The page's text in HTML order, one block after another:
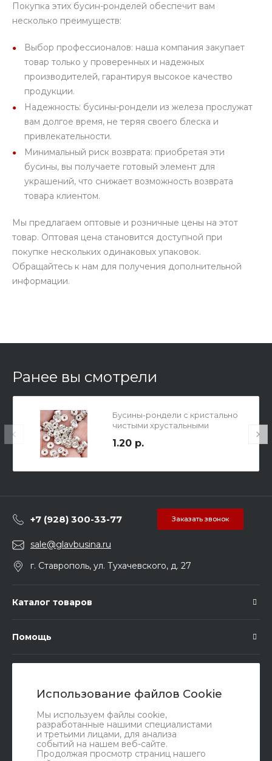
Использование файлов Cookie
Мы используем файлы cookie,
разработанные нашими специалистами
и третьими лицами, для анализа
событий на нашем веб-сайте.
Продолжая просмотр страниц нашего
Покупка этих бусин-ронделей обеспечит вам
несколько преимуществ:
Выбор профессионалов: наша компания закупает
товар только у проверенных и надежных
производителей, гарантируя высокое качество
продукции.
Надежность: бусины-рондели из железа прослужат
вам долгое время, не теряя своего блеска и
привлекательности.
Минимальный риск возврата: приобретая эти
бусины, вы получаете готовый элемент для
украшений, что снижает возможность возврата
товара клиентом.
Мы предлагаем оптовые и розничные цены на этот
товар. Оптовая цена становится доступной при
покупке нескольких одинаковых упаковок.
Обращайтесь к нам для получения дополнительной
информации.
Ранее вы смотрели
Бусины-рондели с кристально
чистыми хрустальными
серебро, диам. 6мм, отв-е
1.20 р.
+7 (928) 300-33-77 Заказать звонок
sale@glavbusina.ru
г. Ставрополь, ул. Тухачевского, д. 27
Каталог товаров
Помощь